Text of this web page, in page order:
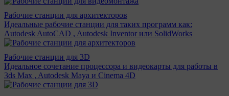
Рабочие станции для архитекторов
Идеальные рабочие станции для таких программ как:
Autodesk AutoCAD , Autodesk Inventor или SolidWorks
Рабочие станции для 3D
Идеальное сочетание процессора и видеокарты для работы в
3ds Max , Autodesk Maya и Cinema 4D